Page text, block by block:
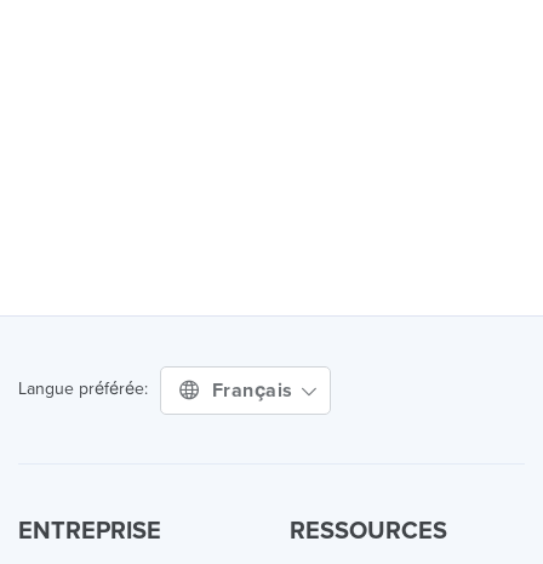
Langue préférée: Français
ENTREPRISE RESSOURCES